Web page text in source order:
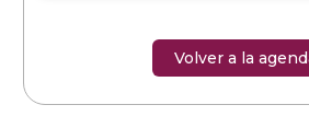
Volver a la